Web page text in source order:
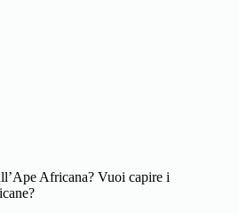
Africana? Vuoi capire i